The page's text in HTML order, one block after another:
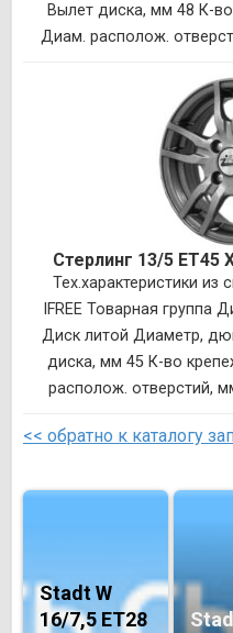
Вылет диска, мм 48 К-
Диам. располож.
Стерлинг 13/5 ET45
Тех.характеристики из
IFREE Товарная группа
Диск литой Диаметр,
диска, мм 45 К-во
располож. отверстий,
<< обратно к каталогу
Stadt W
16/7,5 ET28